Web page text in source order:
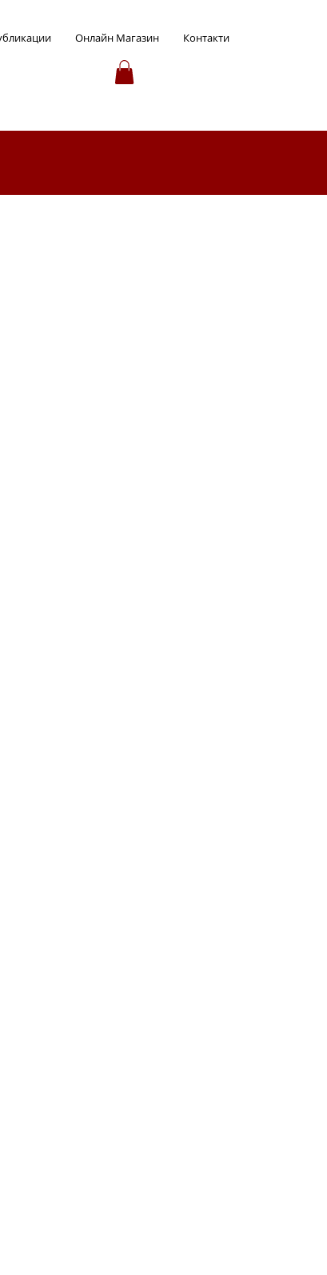
Онлайн Магазин Контакти